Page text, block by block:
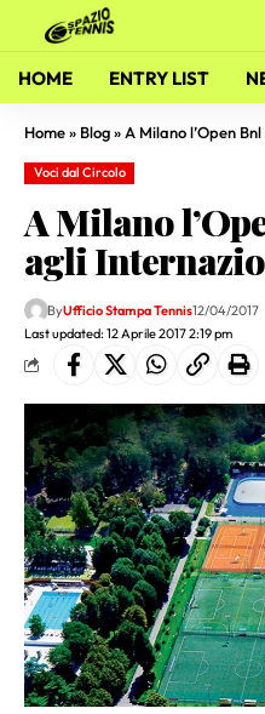
HOME ENTRY LIST
Home» Blog» A Milano l’Open
Voci dal Circolo
A Milano
agli
Last updated: 12 Aprile 2017 2:19 pm
ByUfficio Stampa Tennis12/04/2017